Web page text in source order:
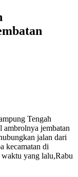
Tengah
ambrolnya jembatan
jalan dari
kecamatan di
yang lalu,Rabu